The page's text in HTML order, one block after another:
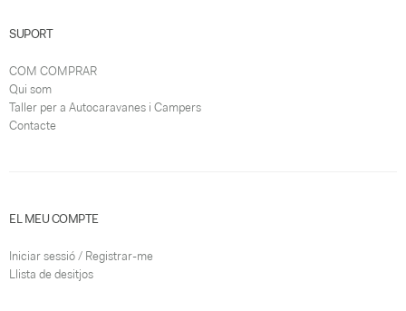
SUPORT
COM COMPRAR
Qui som
Taller per a Autocaravanes i Campers
Contacte
EL MEU COMPTE
Iniciar sessió / Registrar-me
Llista de desitjos